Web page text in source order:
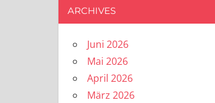
ARCHIVES
Juni 2026
Mai 2026
April 2026
März 2026